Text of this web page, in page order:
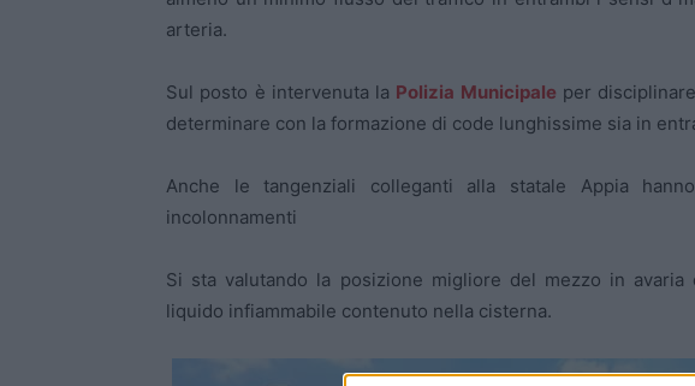
arteria.
Sul posto è intervenuta la Polizia Municipale per
determinare con la formazione di code lunghissime sia in
Anche le tangenziali colleganti alla statale Appia
incolonnamenti
Si sta valutando la posizione migliore del mezzo in avaria
liquido infiammabile contenuto nella cisterna.